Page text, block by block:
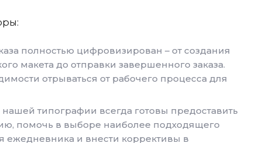
полностью цифровизирован – от создания
макета до отправки завершенного заказа.
отрываться от рабочего процесса для
типографии всегда готовы предоставить
помочь в выборе наиболее подходящего
ежедневника и внести коррективы в